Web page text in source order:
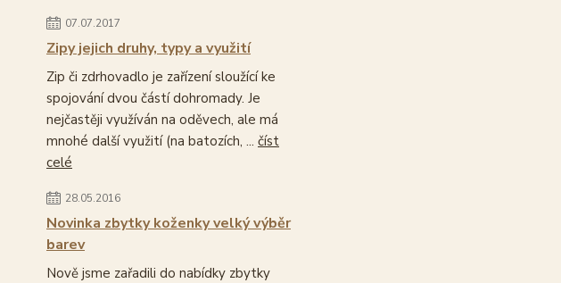
07.07.2017
Zipy jejich druhy, typy a využití
Zip či zdrhovadlo je zařízení sloužící ke
spojování dvou částí dohromady. Je
nejčastěji využíván na oděvech, ale má
mnohé další využití (na batozích, ... číst
celé
28.05.2016
Novinka zbytky koženky velký výběr
barev
Nově jsme zařadili do nabídky zbytky